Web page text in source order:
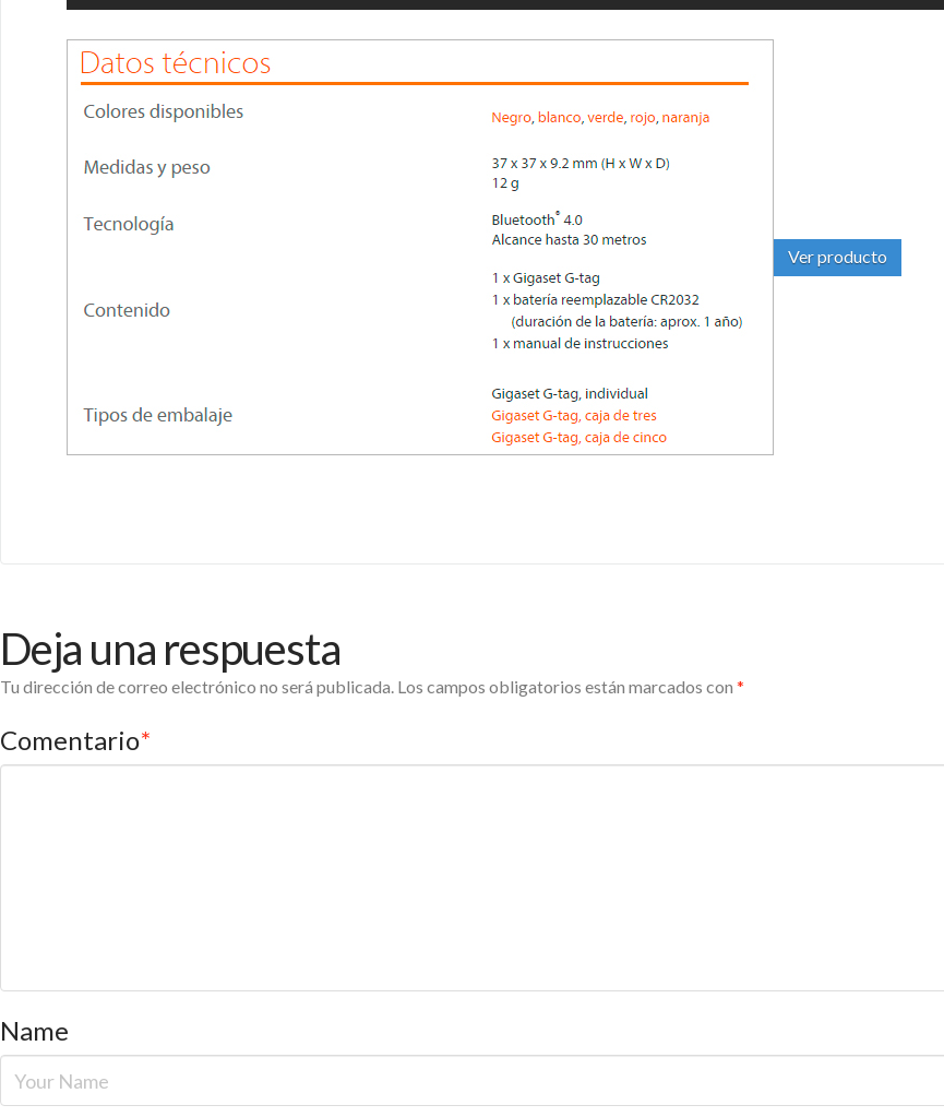
Ver producto
Deja una respuesta
Tu dirección de correo electrónico no será publicada. Los campos obligatorios están marcados con *
Comentario*
Name